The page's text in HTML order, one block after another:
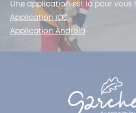
Une application est là pour vous !
Application iOS
Application Android